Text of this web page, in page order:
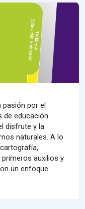
pasión por el
de educación
disfrute y la
naturales. A lo
auxilios y
un enfoque